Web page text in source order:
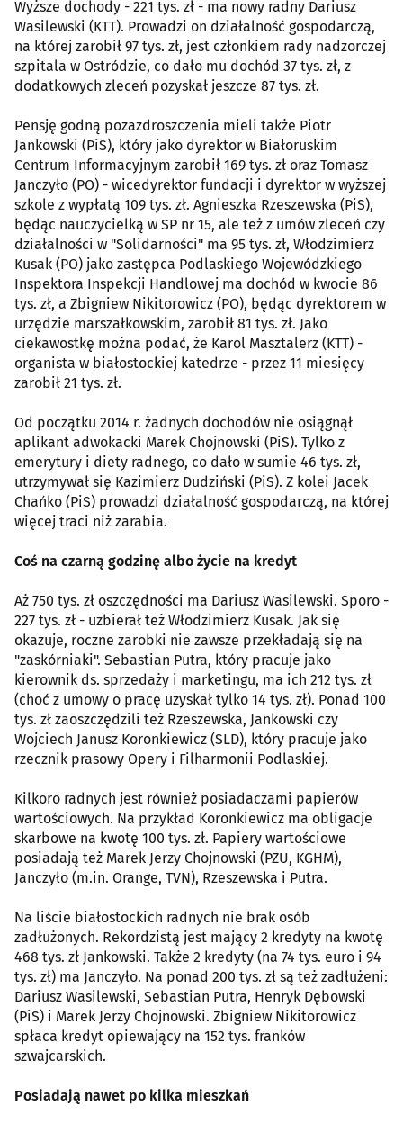
Wyższe dochody - 221 tys. zł - ma nowy radny Dariusz
Wasilewski (KTT). Prowadzi on działalność gospodarczą,
na której zarobił 97 tys. zł, jest członkiem rady nadzorczej
szpitala w Ostródzie, co dało mu dochód 37 tys. zł, z
dodatkowych zleceń pozyskał jeszcze 87 tys. zł.
Pensję godną pozazdroszczenia mieli także Piotr
Jankowski (PiS), który jako dyrektor w Białoruskim
Centrum Informacyjnym zarobił 169 tys. zł oraz Tomasz
Janczyło (PO) - wicedyrektor fundacji i dyrektor w wyższej
szkole z wypłatą 109 tys. zł. Agnieszka Rzeszewska (PiS),
będąc nauczycielką w SP nr 15, ale też z umów zleceń czy
działalności w "Solidarności" ma 95 tys. zł, Włodzimierz
Kusak (PO) jako zastępca Podlaskiego Wojewódzkiego
Inspektora Inspekcji Handlowej ma dochód w kwocie 86
tys. zł, a Zbigniew Nikitorowicz (PO), będąc dyrektorem w
urzędzie marszałkowskim, zarobił 81 tys. zł. Jako
ciekawostkę można podać, że Karol Masztalerz (KTT) -
organista w białostockiej katedrze - przez 11 miesięcy
zarobił 21 tys. zł.
Od początku 2014 r. żadnych dochodów nie osiągnął
aplikant adwokacki Marek Chojnowski (PiS). Tylko z
emerytury i diety radnego, co dało w sumie 46 tys. zł,
utrzymywał się Kazimierz Dudziński (PiS). Z kolei Jacek
Chańko (PiS) prowadzi działalność gospodarczą, na której
więcej traci niż zarabia.
Coś na czarną godzinę albo życie na kredyt
Aż 750 tys. zł oszczędności ma Dariusz Wasilewski. Sporo -
227 tys. zł - uzbierał też Włodzimierz Kusak. Jak się
okazuje, roczne zarobki nie zawsze przekładają się na
"zaskórniaki". Sebastian Putra, który pracuje jako
kierownik ds. sprzedaży i marketingu, ma ich 212 tys. zł
(choć z umowy o pracę uzyskał tylko 14 tys. zł). Ponad 100
tys. zł zaoszczędzili też Rzeszewska, Jankowski czy
Wojciech Janusz Koronkiewicz (SLD), który pracuje jako
rzecznik prasowy Opery i Filharmonii Podlaskiej.
Kilkoro radnych jest również posiadaczami papierów
wartościowych. Na przykład Koronkiewicz ma obligacje
skarbowe na kwotę 100 tys. zł. Papiery wartościowe
posiadają też Marek Jerzy Chojnowski (PZU, KGHM),
Janczyło (m.in. Orange, TVN), Rzeszewska i Putra.
Na liście białostockich radnych nie brak osób
zadłużonych. Rekordzistą jest mający 2 kredyty na kwotę
468 tys. zł Jankowski. Także 2 kredyty (na 74 tys. euro i 94
tys. zł) ma Janczyło. Na ponad 200 tys. zł są też zadłużeni:
Dariusz Wasilewski, Sebastian Putra, Henryk Dębowski
(PiS) i Marek Jerzy Chojnowski. Zbigniew Nikitorowicz
spłaca kredyt opiewający na 152 tys. franków
szwajcarskich.
Posiadają nawet po kilka mieszkań